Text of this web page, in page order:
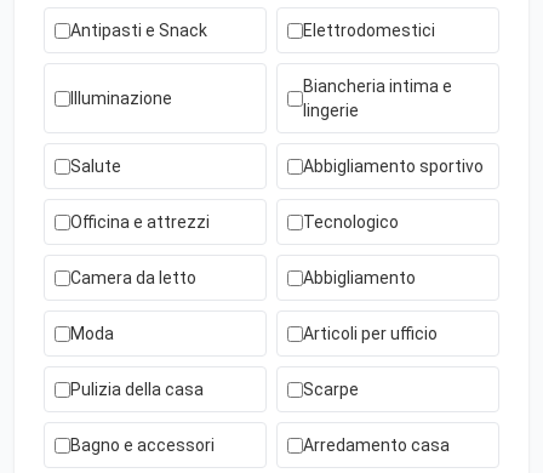
Antipasti e Snack Elettrodomestici
Illuminazione
Biancheria intima e
lingerie
Salute Abbigliamento sportivo
Officina e attrezzi Tecnologico
Camera da letto Abbigliamento
Moda Articoli per ufficio
Pulizia della casa Scarpe
Bagno e accessori Arredamento casa